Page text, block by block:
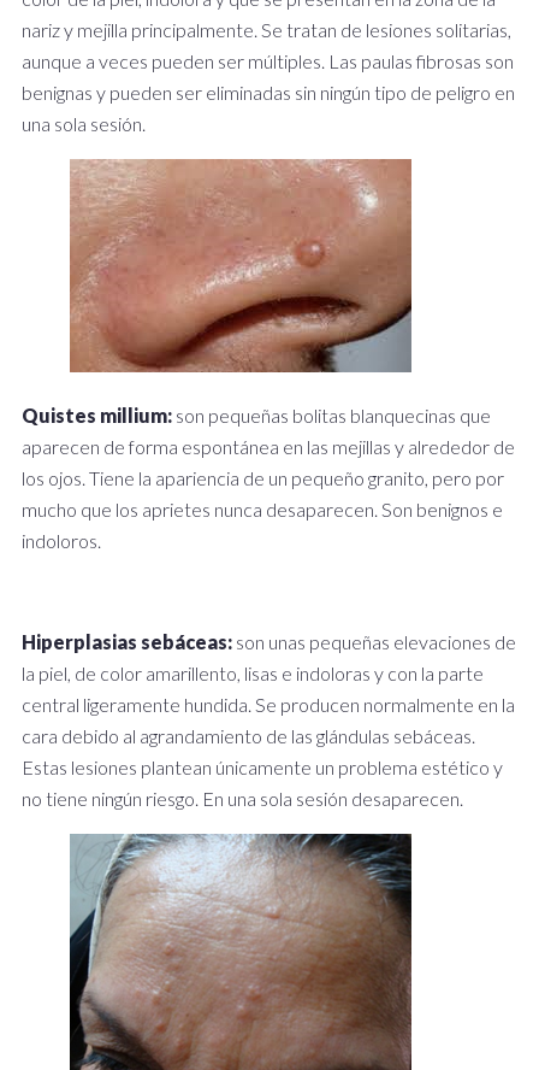
nariz y mejilla principalmente. Se tratan de lesiones solitarias,
aunque a veces pueden ser múltiples. Las paulas fibrosas son
benignas y pueden ser eliminadas sin ningún tipo de peligro en
una sola sesión.
Quistes millium: son pequeñas bolitas blanquecinas que
aparecen de forma espontánea en las mejillas y alrededor de
los ojos. Tiene la apariencia de un pequeño granito, pero por
mucho que los aprietes nunca desaparecen. Son benignos e
indoloros.
Hiperplasias sebáceas: son unas pequeñas elevaciones de
la piel, de color amarillento, lisas e indoloras y con la parte
central ligeramente hundida. Se producen normalmente en la
cara debido al agrandamiento de las glándulas sebáceas.
Estas lesiones plantean únicamente un problema estético y
no tiene ningún riesgo. En una sola sesión desaparecen.